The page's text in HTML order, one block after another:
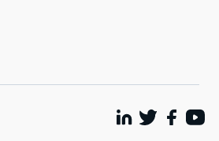
Linkedin
Twitter